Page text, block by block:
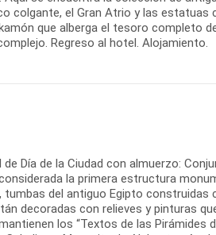
colgante, el Gran Atrio y las estatuas
que alberga el tesoro completo
Regreso al hotel. Alojamiento.
Día de la Ciudad con almuerzo:
la primera estructura
tumbas del antiguo Egipto
decoradas con relieves y pinturas
los “Textos de las